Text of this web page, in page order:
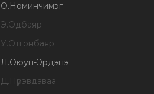
О. Номинчимэг
Э.Одбаяр
У.Отгонбаяр
Л .Оюун-Эрдэнэ
Д. Пүрэвдаваа